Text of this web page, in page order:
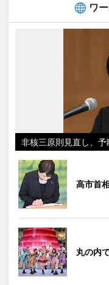
ワ
非核三原則見直し、予
高市首
丸の内